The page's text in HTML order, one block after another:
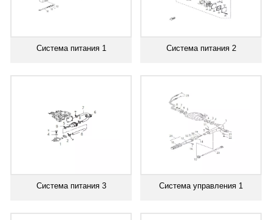
Система питания 1 Система питания 2
Система питания 3 Система управления 1